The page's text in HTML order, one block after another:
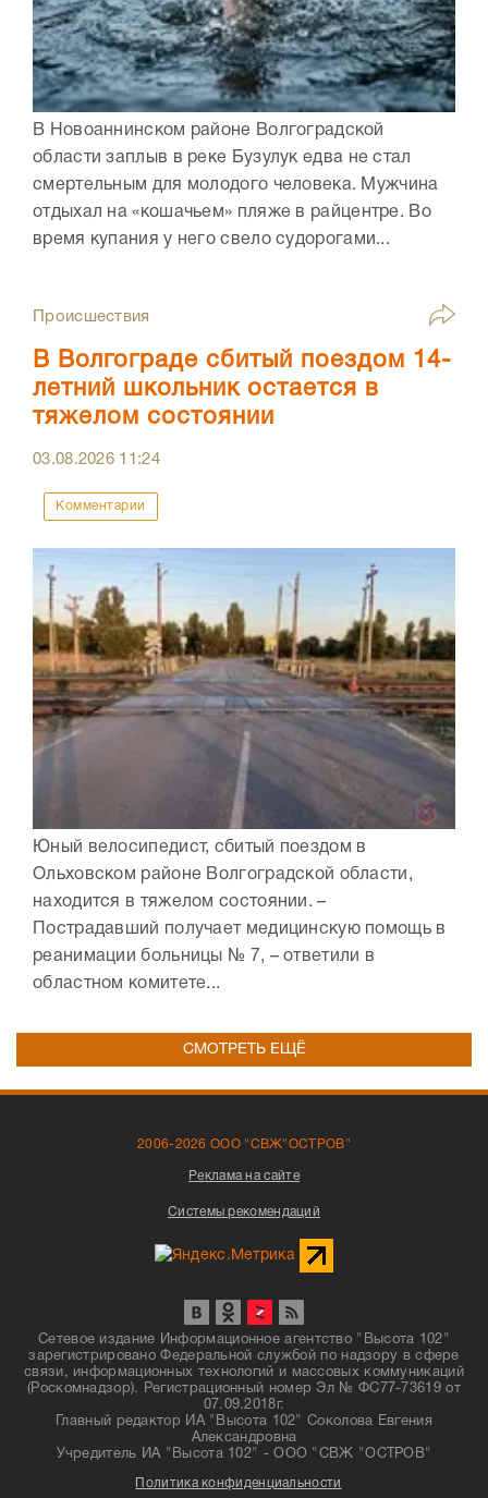
В Новоаннинском районе Волгоградской
области заплыв в реке Бузулук едва не стал
смертельным для молодого человека. Мужчина
отдыхал на «кошачьем» пляже в райцентре. Во
время купания у него свело судорогами...
Происшествия
В Волгограде сбитый поездом 14-
летний школьник остается в
тяжелом состоянии
03.08.2026 11:24
Комментарии
Юный велосипедист, сбитый поездом в
Ольховском районе Волгоградской области,
находится в тяжелом состоянии. –
Пострадавший получает медицинскую помощь в
реанимации больницы № 7, – ответили в
областном комитете...
СМОТРЕТЬ ЕЩЁ
2006-2026 ООО "СВЖ"ОСТРОВ"
Реклама на сайте
Системы рекомендаций
Сетевое издание Информационное агентство "Высота 102"
зарегистрировано Федеральной службой по надзору в сфере
связи, информационных технологий и массовых коммуникаций
(Роскомнадзор). Регистрационный номер Эл № ФС77-73619 от
07.09.2018г.
Главный редактор ИА "Высота 102" Соколова Евгения
Александровна
Учредитель ИА "Высота 102" - ООО "СВЖ "ОСТРОВ"
Политика конфиденциальности